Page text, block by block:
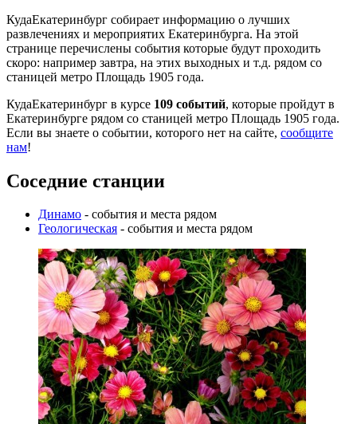
КудаЕкатеринбург собирает информацию о лучших
развлечениях и мероприятих Екатеринбурга. На этой
странице перечислены события которые будут проходить
скоро: например завтра, на этих выходных и т.д. рядом со
станицей метро Площадь 1905 года.
КудаЕкатеринбург в курсе 109 событий, которые пройдут в
Екатеринбурге рядом со станицей метро Площадь 1905 года.
Если вы знаете о событии, которого нет на сайте, сообщите
нам!
Соседние станции
Динамо - события и места рядом
Геологическая - события и места рядом